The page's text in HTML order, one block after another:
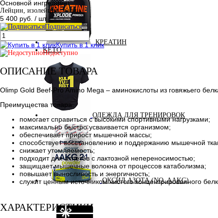
КРЕАТИН
KETO
ОДЕЖДА ДЛЯ ТРЕНИРОВОК
ОКСИД АЗОТА (NO, AAKG)
Основной ингредиент
Лейцин, изолейцин, валин
5 400 руб. / шт
Подписаться
Купить в 1 клик
Недоступно
ОПИСАНИЕ ТОВАРА
Olimp Gold Beef-Pro Amino Mega – аминокислоты из говяжьего
Преимущества товара:
помогает справиться с высокими спортивными нагрузками;
максимально быстро усваивается организмом;
обеспечивает прирост мышечной массы;
способствует восстановлению и поддержанию мышечной
снижает утомляемость;
подходит для атлетов с лактозной непереносимостью;
защищает мышечные волокна от процессов катаболизма;
повышает выносливость и энергичность;
служит ценным источником чистого концентрированного
ХАРАКТЕРИСТИКИ